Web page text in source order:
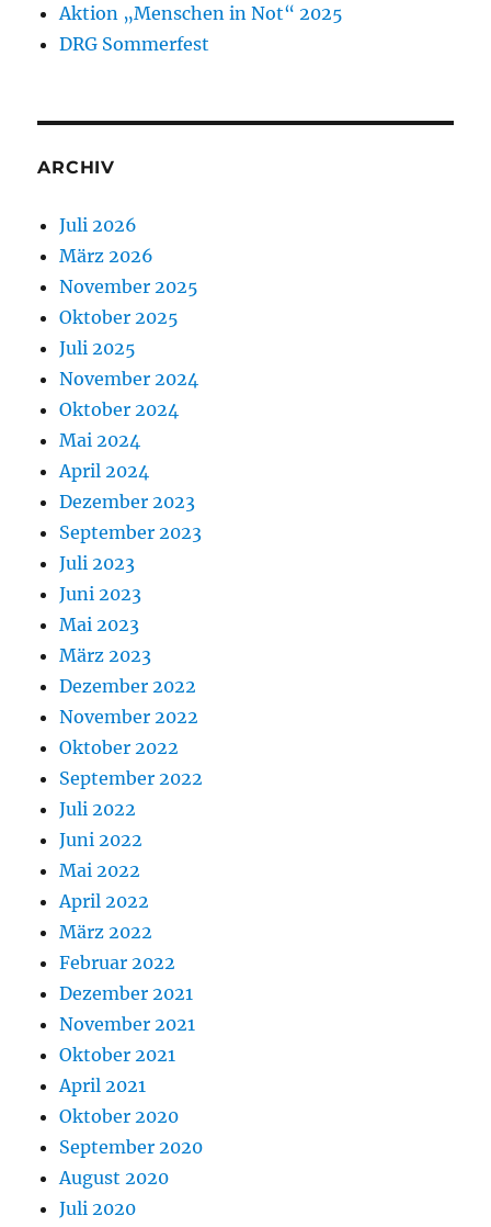
Aktion „Menschen in Not“ 2025
DRG Sommerfest
ARCHIV
Juli 2026
März 2026
November 2025
Oktober 2025
Juli 2025
November 2024
Oktober 2024
Mai 2024
April 2024
Dezember 2023
September 2023
Juli 2023
Juni 2023
Mai 2023
März 2023
Dezember 2022
November 2022
Oktober 2022
September 2022
Juli 2022
Juni 2022
Mai 2022
April 2022
März 2022
Februar 2022
Dezember 2021
November 2021
Oktober 2021
April 2021
Oktober 2020
September 2020
August 2020
Juli 2020